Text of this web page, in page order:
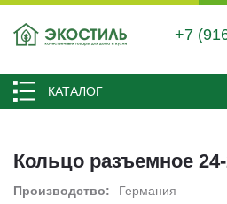
+7
КАТАЛОГ
Кольцо разъемное
Производство: Германия